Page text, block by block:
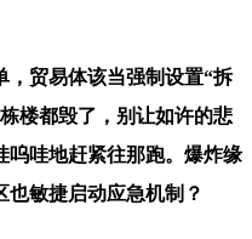
贸易体该当强制设置“拆
楼都毁了，别让如许的悲
呜哇地赶紧往那跑。爆炸缘
也敏捷启动应急机制？